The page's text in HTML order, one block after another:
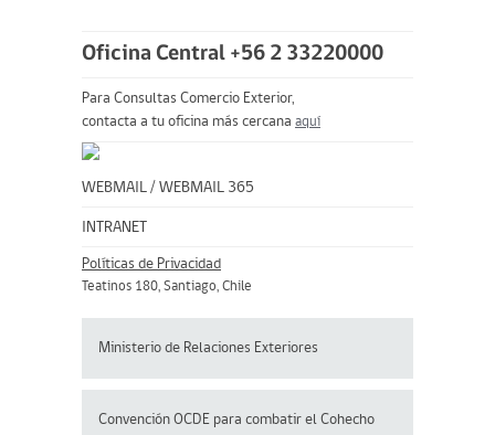
Oficina Central +56 2 33220000
Para Consultas Comercio Exterior,
contacta a tu oficina más cercana aquí
WEBMAIL / WEBMAIL 365
INTRANET
Políticas de Privacidad
Teatinos 180, Santiago, Chile
Ministerio de Relaciones Exteriores
Convención OCDE para combatir el Cohecho